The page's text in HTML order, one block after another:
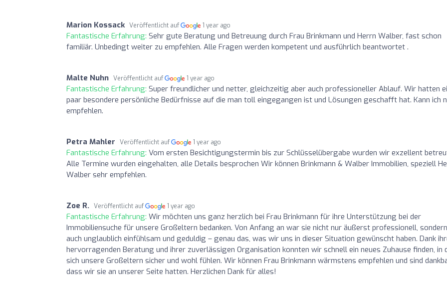
Marion Kossack Veröffentlicht auf 1 year ago
Fantastische Erfahrung: Sehr gute Beratung und Betreuung durch Frau Brinkmann und Herrn Walber, fast schon
familiär. Unbedingt weiter zu empfehlen. Alle Fragen werden kompetent und ausführlich beantwortet .
Malte Nuhn Veröffentlicht auf 1 year ago
Fantastische Erfahrung: Super freundlicher und netter, gleichzeitig aber auch professioneller Ablauf. Wir hatten
paar besondere persönliche Bedürfnisse auf die man toll eingegangen ist und Lösungen geschafft hat. Kann ich
empfehlen.
Petra Mahler Veröffentlicht auf 1 year ago
Fantastische Erfahrung: Vom ersten Besichtigungstermin bis zur Schlüsselübergabe wurden wir exzellent
Alle Termine wurden eingehalten, alle Details besprochen Wir können Brinkmann & Walber Immobilien, speziell
Walber sehr empfehlen.
Zoe R. Veröffentlicht auf 1 year ago
Fantastische Erfahrung: Wir möchten uns ganz herzlich bei Frau Brinkmann für ihre Unterstützung bei der
Immobiliensuche für unsere Großeltern bedanken. Von Anfang an war sie nicht nur äußerst professionell, sondern
auch unglaublich einfühlsam und geduldig – genau das, was wir uns in dieser Situation gewünscht haben. Dank
hervorragenden Beratung und ihrer zuverlässigen Organisation konnten wir schnell ein neues Zuhause finden, in
sich unsere Großeltern sicher und wohl fühlen. Wir können Frau Brinkmann wärmstens empfehlen und sind
dass wir sie an unserer Seite hatten. Herzlichen Dank für alles!